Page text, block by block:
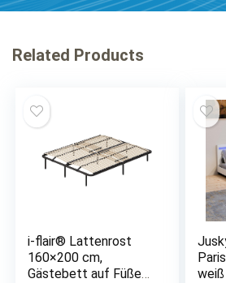
Related Products
i-flair® Lattenrost
160×200 cm,
Gästebett auf Füßen